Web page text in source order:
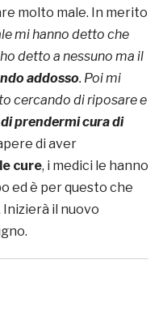
molto male. In merito
mi hanno detto che
detto a nessuno ma il
addosso. Poi mi
cercando di riposare e
prendermi cura di
di aver
cure, i medici le hanno
ed è per questo che
Inizierà il nuovo